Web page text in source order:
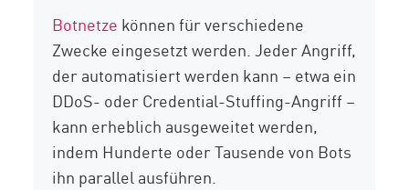
Botnetze können für verschiedene
Zwecke eingesetzt werden. Jeder Angriff,
der automatisiert werden kann – etwa ein
DDoS- oder Credential-Stuffing-Angriff –
kann erheblich ausgeweitet werden,
indem Hunderte oder Tausende von Bots
ihn parallel ausführen.